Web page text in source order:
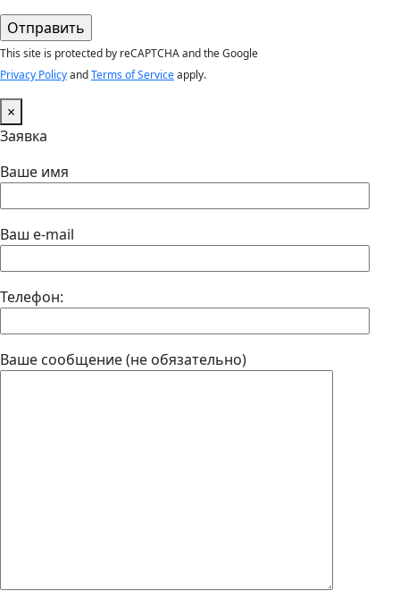
This site is protected by reCAPTCHA and the Google
Privacy PolicyandTerms of Serviceapply.
×
Заявка
Ваше имя
Ваш e-mail
Телефон:
Ваше сообщение (не обязательно)